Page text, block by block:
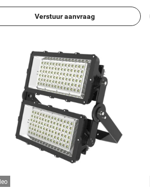
Verstuur aanvraag